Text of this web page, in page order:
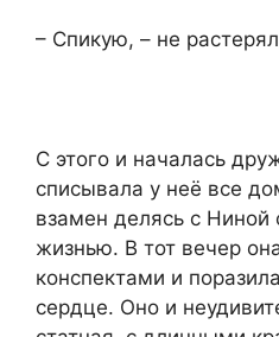
– Спикую, – не
С этого и началась
списывала у неё все
взамен делясь с
жизнью. В тот вечер
конспектами и
сердце. Оно и